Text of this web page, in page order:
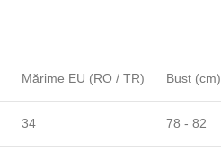
Mărime EU (RO / TR) Bust (cm)
34 78 - 82